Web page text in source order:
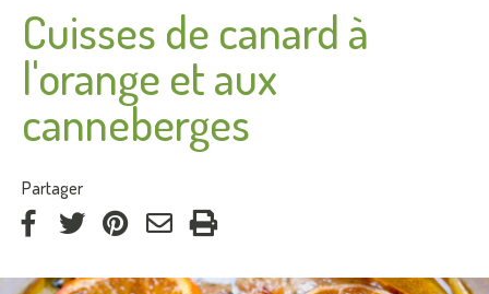
Cuisses de canard à
l'orange et aux
canneberges
Partager:
FacebookTwitterPinterestcourriel